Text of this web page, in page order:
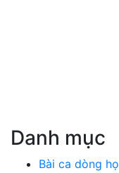
Danh mục
Bài ca dòng họ